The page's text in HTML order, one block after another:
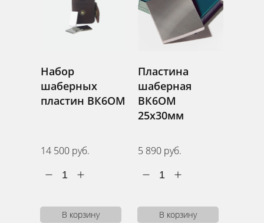
Набор
шаберных
пластин ВК6ОМ
14 500 руб.
1
В корзину
Пластина
шаберная
ВК6ОМ
25х30мм
5 890 руб.
1
В корзину